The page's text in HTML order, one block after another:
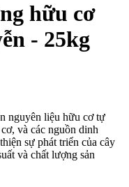
hữu cơ
- 25kg
nguyên liệu hữu cơ tự
và các nguồn dinh
sự phát triển của cây
và chất lượng sản